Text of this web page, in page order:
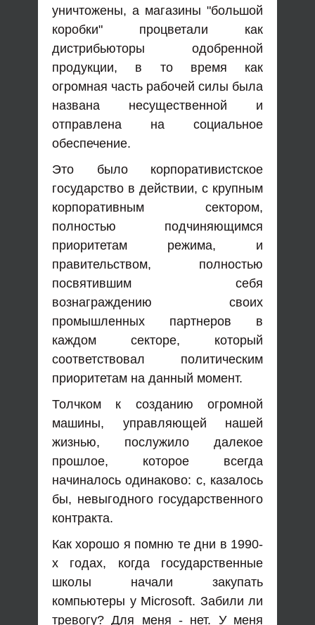
уничтожены, а магазины "большой
коробки" процветали как
дистрибьюторы одобренной
продукции, в то время как
огромная часть рабочей силы была
названа несущественной и
отправлена на социальное
обеспечение.
Это было корпоративистское
государство в действии, с крупным
корпоративным сектором,
полностью подчиняющимся
приоритетам режима, и
правительством, полностью
посвятившим себя
вознаграждению своих
промышленных партнеров в
каждом секторе, который
соответствовал политическим
приоритетам на данный момент.
Толчком к созданию огромной
машины, управляющей нашей
жизнью, послужило далекое
прошлое, которое всегда
начиналось одинаково: с, казалось
бы, невыгодного государственного
контракта.
Как хорошо я помню те дни в 1990-
х годах, когда государственные
школы начали закупать
компьютеры у Microsoft. Забили ли
тревогу? Для меня - нет. У меня